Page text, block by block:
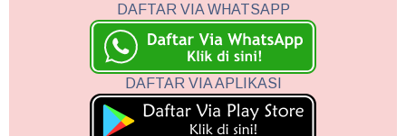
DAFTAR VIA WHATSAPP
DAFTAR VIA APLIKASI